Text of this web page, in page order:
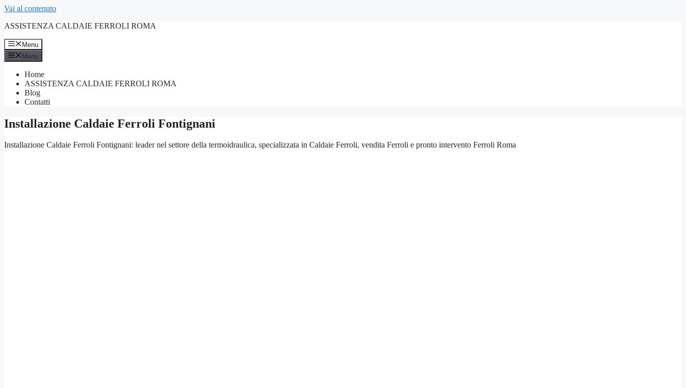
Vai al contenuto
ASSISTENZA CALDAIE FERROLI ROMA
Menu
Menu
Home
ASSISTENZA CALDAIE FERROLI ROMA
Blog
Contatti
Installazione Caldaie Ferroli Fontignani
Installazione Caldaie Ferroli Fontignani: leader nel settore della termoidraulica, specializzata in Caldaie Ferroli, vendita Ferroli e pronto intervento Ferroli Roma